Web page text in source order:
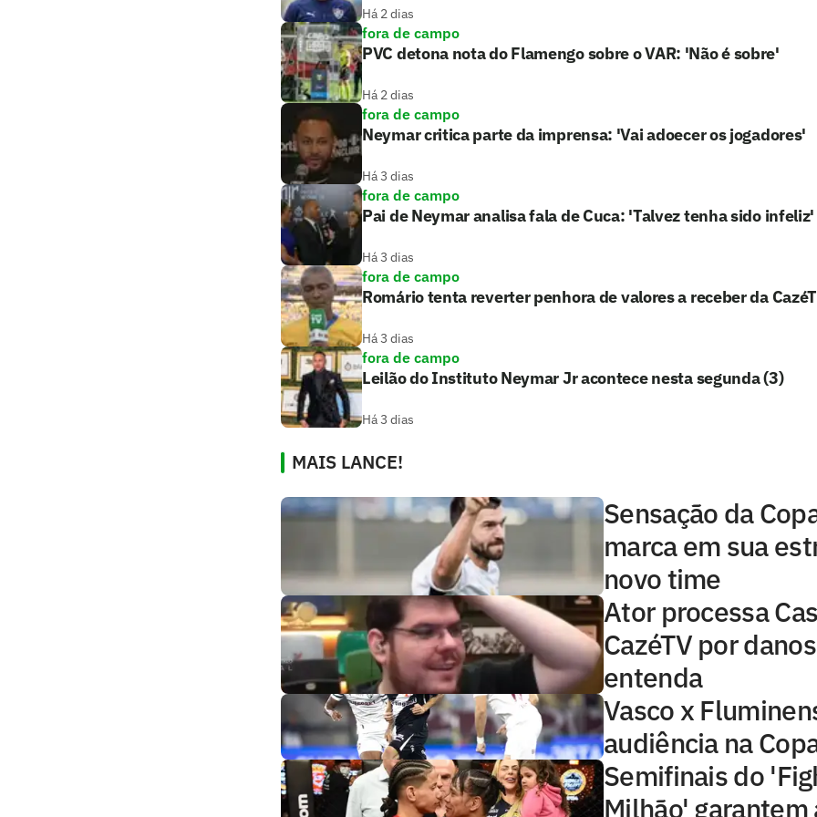
Há 2 dias
fora de campo
PVC detona nota do Flamengo sobre o VAR: 'Não é sobre'
Há 2 dias
fora de campo
Neymar critica parte da imprensa: 'Vai adoecer os jogadores'
Há 3 dias
fora de campo
Pai de Neymar analisa fala de Cuca: 'Talvez tenha sido infeliz'
Há 3 dias
fora de campo
Romário tenta reverter penhora de valores a receber da
Há 3 dias
fora de campo
Leilão do Instituto Neymar Jr acontece nesta segunda (3)
Há 3 dias
MAIS LANCE!
Sensação da
marca em sua
novo time
Ator processa
CazéTV por
entenda
Vasco x
audiência na
Semifinais do
Milhão' garantem